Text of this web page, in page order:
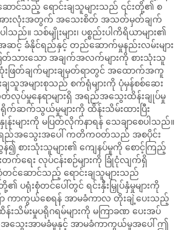
ဆောင်သည့် ရောင်းချသူများသည် ၎င်းတို့၏ စ
းအားလုံးအတွက် အသေးစိတ် အသတ်မှတ်ချက်
သည်။ သစ်မျိုးများ၊ ပစ္စည်းပါကိရိယာများ၏
ဆင့် ခံနိုင်ရည်နှင့် တည်ဆောက်မှုနည်းလမ်းများ
ြတ်သားသော အချက်အလက်များကို စားသုံးသူ
ဆုံးဖြတ်ချက်များချမှတ်ရာတွင် အထောက်အကူ
ချသူအများစုသည် စက်ရုံများကို ပုံမှန်စစ်ဆေး
ထုတ်လုပ်မှုနေရာများရှိ အရည်အသွေးထိန်းချုပ်မှု
က်ရိုက်ဆက်သွယ်မှုများကို ထိန်းသိမ်းထားပြီး
များကို မပြတ်လိုက်နာရန် သေချာစေပါသည်။
အရည်အသွေးအပေါ် ကတိကဝတ်သည် အစပိုင်း
၍ စားသုံးသူများ၏ ကျေနပ်မှုကို စောင့်ကြည့်
က်ရေး လုပ်ငန်းစဉ်များကို ခြုံငုံလျက်ရှိ
တင်ဆောင်သည့် ရောင်းချသူများသည်
၏ ပရုံးစုံတင်ပေါ်တွင် ရင်းနှီးမြှုပ်နှံမှုများကို
ကာကွယ်စေရန် အာမခံကာလ တိုးချဲ့ပေးသည့်
ထိန်းသိမ်းမှုပရိုဂရမ်များကို မကြာခဏ ပေးအပ်
ေးအာမခံမှုနှင့် အာမခံကာကွယ်မှုအပေါ် ဤ